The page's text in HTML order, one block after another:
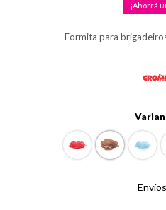
Formita para
Envíos